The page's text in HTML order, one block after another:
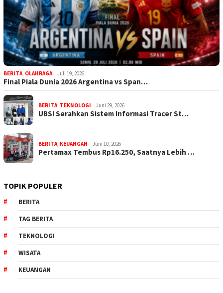
BERITA OLAHRAGA Juli 19, 2026
Final Piala Dunia 2026 Argentina vs Span…
BERITA TEKNOLOGI Juni 29, 2026
UBSI Serahkan Sistem Informasi Tracer St…
BERITA KEUANGAN Juni 10, 2026
Pertamax Tembus Rp16.250, Saatnya Lebih …
TOPIK POPULER
BERITA
TAG BERITA
TEKNOLOGI
WISATA
KEUANGAN